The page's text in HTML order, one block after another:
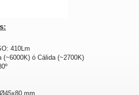
410Lm
(~6000K) ó Cálida (~2700K)
mm